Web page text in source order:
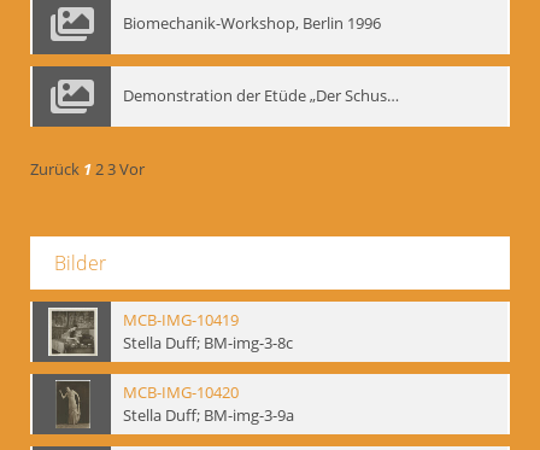
Biomechanik-Workshop, Berlin 1996
Demonstration der Etüde „Der Schuss mit dem Bogen“ durch Gennadij Nikolajewitsch Bogdanow, Berlin 1991
Zurück 123Vor
Bilder
MCB-IMG-10419
Stella Duff; BM-img-3-8c
MCB-IMG-10420
Stella Duff; BM-img-3-9a